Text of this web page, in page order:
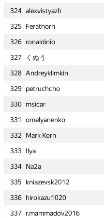
324 alexvistyazh
325
Ferathorn
326 ronaldinio
327
くぬう
328 Andreyklimkin
329 petruchcho
330 msicar
331
omelyanenko
332
Mark Korn
333 Ilya
334 Na2a
335
kniazevsk2012
336 hirokazu1020
337
r.mammadov2016
0
—
0
0
0
0
0
0
0
—
0
0
0 2
324 alexvistyazh
325
Ferathorn
326 ronaldinio
327
くぬう
328 Andreyklimkin
329 petruchcho
330 msicar
331
omelyanenko
332
Mark Korn
333 Ilya
334 Na2a
335
kniazevsk2012
336 hirokazu1020
337
r.mammadov2016
324 alexvistyazh
325
Ferathorn
326 ronaldinio
327
くぬう
328 Andreyklimkin
329 petruchcho
330 msicar
331
omelyanenko
332
Mark Korn
333 Ilya
334 Na2a
335
kniazevsk2012
336 hirokazu1020
337
r.mammadov2016
0
—
0
0
0
0
0
0
0
—
0
0
0 2
324 alexvistyazh
325
Ferathorn
326 ronaldinio
327
くぬう
328 Andreyklimkin
329 petruchcho
330 msicar
331
omelyanenko
332
Mark Korn
333 Ilya
334 Na2a
335
kniazevsk2012
336 hirokazu1020
337
r.mammadov2016